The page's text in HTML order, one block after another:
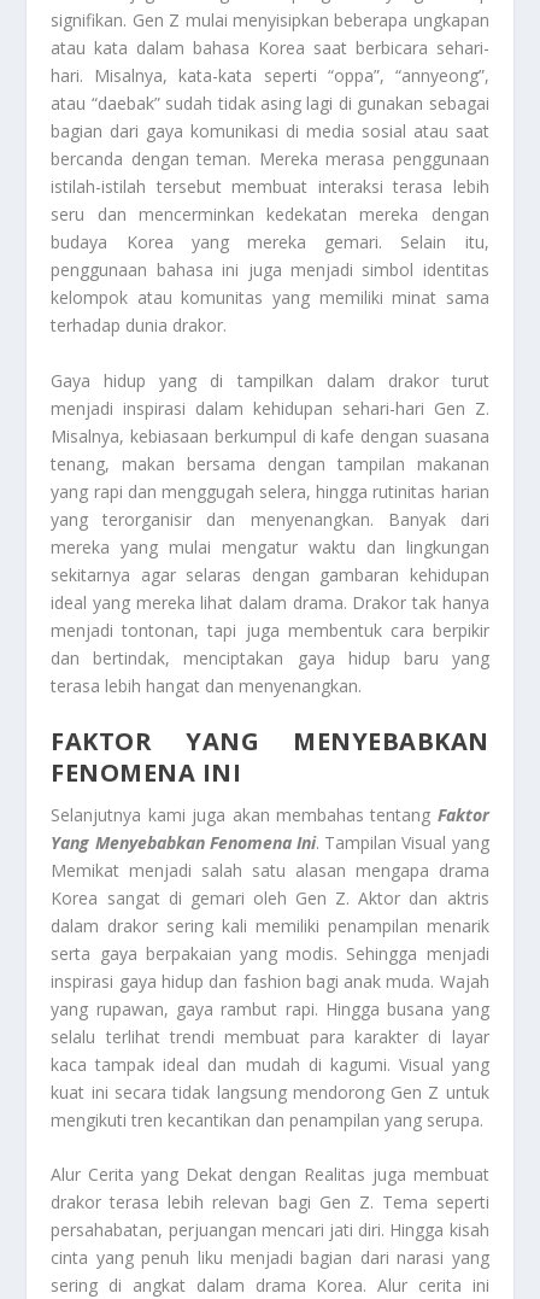
signifikan. Gen Z mulai menyisipkan beberapa ungkapan
atau kata dalam bahasa Korea saat berbicara sehari-
hari. Misalnya, kata-kata seperti “oppa”, “annyeong”,
atau “daebak” sudah tidak asing lagi di gunakan sebagai
bagian dari gaya komunikasi di media sosial atau saat
bercanda dengan teman. Mereka merasa penggunaan
istilah-istilah tersebut membuat interaksi terasa lebih
seru dan mencerminkan kedekatan mereka dengan
budaya Korea yang mereka gemari. Selain itu,
penggunaan bahasa ini juga menjadi simbol identitas
kelompok atau komunitas yang memiliki minat sama
terhadap dunia drakor.
Gaya hidup yang di tampilkan dalam drakor turut
menjadi inspirasi dalam kehidupan sehari-hari Gen Z.
Misalnya, kebiasaan berkumpul di kafe dengan suasana
tenang, makan bersama dengan tampilan makanan
yang rapi dan menggugah selera, hingga rutinitas harian
yang terorganisir dan menyenangkan. Banyak dari
mereka yang mulai mengatur waktu dan lingkungan
sekitarnya agar selaras dengan gambaran kehidupan
ideal yang mereka lihat dalam drama. Drakor tak hanya
menjadi tontonan, tapi juga membentuk cara berpikir
dan bertindak, menciptakan gaya hidup baru yang
terasa lebih hangat dan menyenangkan.
FAKTOR YANG MENYEBABKAN
FENOMENA INI
Selanjutnya kami juga akan membahas tentang Faktor
Yang Menyebabkan Fenomena Ini. Tampilan Visual yang
Memikat menjadi salah satu alasan mengapa drama
Korea sangat di gemari oleh Gen Z. Aktor dan aktris
dalam drakor sering kali memiliki penampilan menarik
serta gaya berpakaian yang modis. Sehingga menjadi
inspirasi gaya hidup dan fashion bagi anak muda. Wajah
yang rupawan, gaya rambut rapi. Hingga busana yang
selalu terlihat trendi membuat para karakter di layar
kaca tampak ideal dan mudah di kagumi. Visual yang
kuat ini secara tidak langsung mendorong Gen Z untuk
mengikuti tren kecantikan dan penampilan yang serupa.
Alur Cerita yang Dekat dengan Realitas juga membuat
drakor terasa lebih relevan bagi Gen Z. Tema seperti
persahabatan, perjuangan mencari jati diri. Hingga kisah
cinta yang penuh liku menjadi bagian dari narasi yang
sering di angkat dalam drama Korea. Alur cerita ini